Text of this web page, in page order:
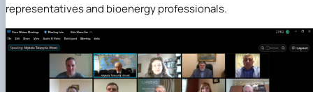
representatives and bioenergy professionals.